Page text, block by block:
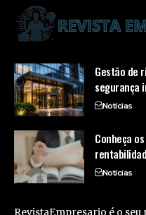
Gestão de
segurança
Notícias
Conheça
Notícias
RevistaEmpresario é o